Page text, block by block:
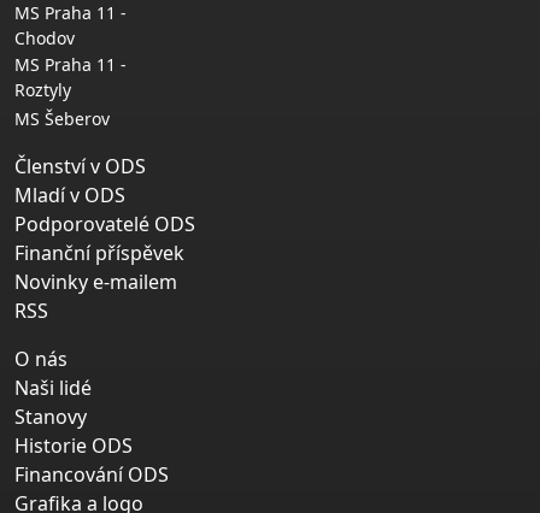
MS Praha 11 -
Chodov
MS Praha 11 -
Roztyly
MS Šeberov
Členství v ODS
Mladí v ODS
Podporovatelé ODS
Finanční příspěvek
Novinky e-mailem
RSS
O nás
Naši lidé
Stanovy
Historie ODS
Financování ODS
Grafika a logo